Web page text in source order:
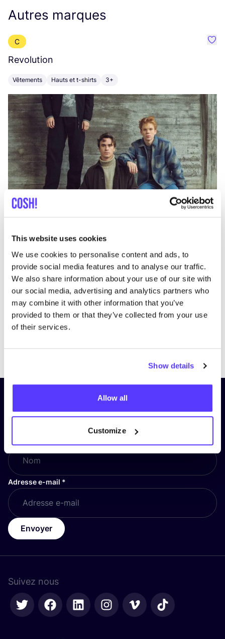
This website uses cookies
We use cookies to personalise content and ads, to
provide social media features and to analyse our traffic.
We also share information about your use of our site with
our social media, advertising and analytics partners who
may combine it with other information that you’ve
provided to them or that they’ve collected from your use
of their services.
Show details
Allow all
Customize
Autres marques
C
Revolution
Vêtements Hauts et t-shirts 3+
Inscrivez-vous à notre lettre
d’information et restez informé !
Adresse e-mail *
Envoyer
Suivez nous